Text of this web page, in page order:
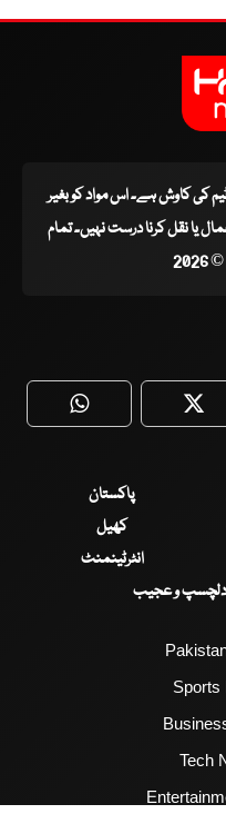
ٹیم کی کاوش ہے۔ اس مواد کو بغیر
یا نقل کرنا درست نہیں۔ تمام
WhatsApp
پاکستان
کھیل
انٹرٹینمنٹ
دلچسپ و عجیب
Sports
Tech